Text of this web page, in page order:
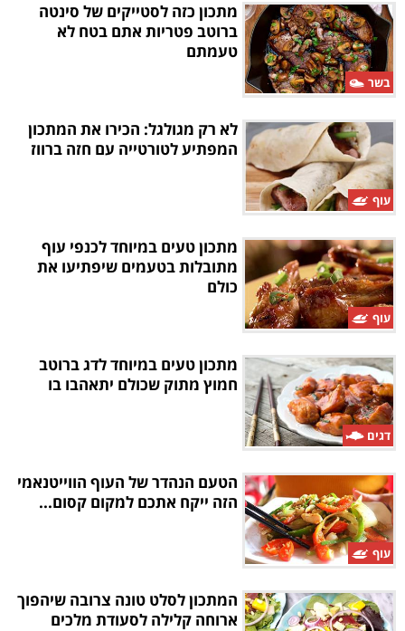
בשר
מתכון כזה לסטייקים של סינטה
ברוטב פטריות אתם בטח לא
טעמתם
עוף
לא רק מגולגל: הכירו את המתכון
המפתיע לטורטייה עם חזה ברווז
עוף
מתכון טעים במיוחד לכנפי עוף
מתובלות בטעמים שיפתיעו את
כולם
דגים
מתכון טעים במיוחד לדג ברוטב
חמוץ מתוק שכולם יתאהבו בו
עוף
הטעם הנהדר של העוף הווייטנאמי
הזה ייקח אתכם למקום קסום...
המתכון לסלט טונה צרובה שיהפוך
ארוחה קלילה לסעודת מלכים